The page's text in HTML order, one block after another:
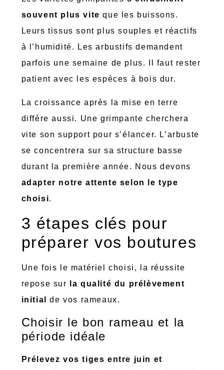
souvent plus vite que les buissons.
Leurs tissus sont plus souples et réactifs
à l’humidité. Les arbustifs demandent
parfois une semaine de plus. Il faut rester
patient avec les espèces à bois dur.
La croissance après la mise en terre
diffère aussi. Une grimpante cherchera
vite son support pour s’élancer. L’arbuste
se concentrera sur sa structure basse
durant la première année. Nous devons
adapter notre attente selon le type
choisi.
3 étapes clés pour
préparer vos boutures
Une fois le matériel choisi, la réussite
repose sur
la qualité du prélèvement
initial
de vos rameaux.
Choisir le bon rameau et la
période idéale
Prélevez vos tiges entre juin et